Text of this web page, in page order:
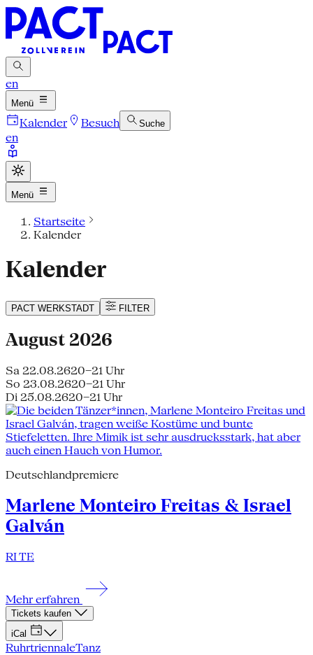
en
Menü
Kalender Besuch Suche
en
Menü
Startseite
Kalender
Kalender
PACT WERKSTADT FILTER
August 2026
Sa 22.08.2620–21 Uhr
So 23.08.2620–21 Uhr
Di 25.08.2620–21 Uhr
Deutschlandpremiere
Marlene Monteiro Freitas & Israel
Galván
RI TE
Mehr erfahren
Tickets kaufen
iCal
RuhrtriennaleTanz